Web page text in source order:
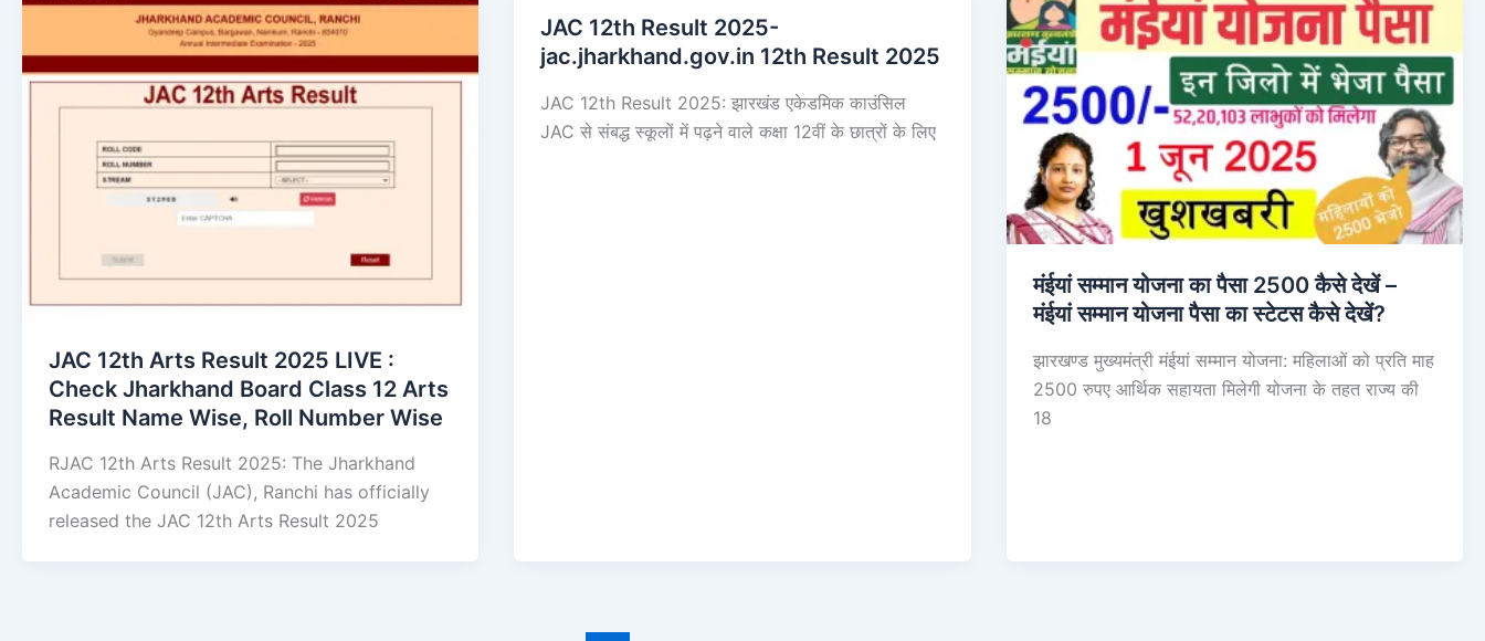
JAC 12th Arts Result 2025 LIVE :
Check Jharkhand Board Class 12 Arts
Result Name Wise, Roll Number Wise
RJAC 12th Arts Result 2025: The Jharkhand
Academic Council (JAC), Ranchi has officially
released the JAC 12th Arts Result 2025
JAC 12th Result 2025-
jac.jharkhand.gov.in 12th Result 2025
JAC 12th Result 2025: झारखंड एकेडमिक काउंसिल
JAC से संबद्ध स्कूलों में पढ़ने वाले कक्षा 12वीं के छात्रों के लिए
मंईयां सम्मान योजना का पैसा 2500 कैसे देखें –
मंईयां सम्मान योजना पैसा का स्टेटस कैसे देखें?
झारखण्ड मुख्यमंत्री मंईयां सम्मान योजना: महिलाओं को प्रति माह
2500 रुपए आर्थिक सहायता मिलेगी योजना के तहत राज्य की
18